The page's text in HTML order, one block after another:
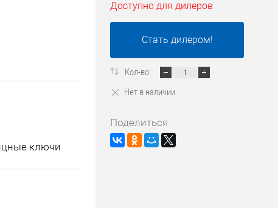
ключи
Доступно для дилеров
Стать дилером!
Кол-во:
Нет в наличии
Поделиться